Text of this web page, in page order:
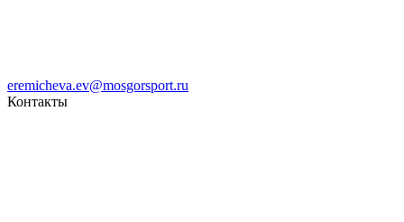
eremicheva.ev@mosgorsport.ru
Контакты